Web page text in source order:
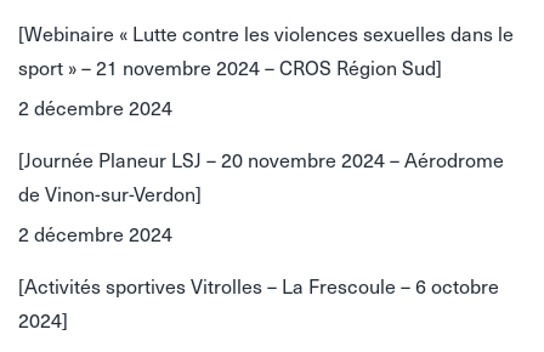
[Webinaire « Lutte contre les violences sexuelles dans le
sport » – 21 novembre 2024 – CROS Région Sud]
2 décembre 2024
[Journée Planeur LSJ – 20 novembre 2024 – Aérodrome
de Vinon-sur-Verdon]
2 décembre 2024
[Activités sportives Vitrolles – La Frescoule – 6 octobre
2024]